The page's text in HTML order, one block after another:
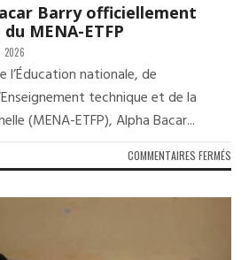
Barry officiellement
MENA-ETFP
2026
l’Éducation nationale, de
technique et de la
(MENA-ETFP), Alpha Bacar...
COMMENTAIRES FERMÉS